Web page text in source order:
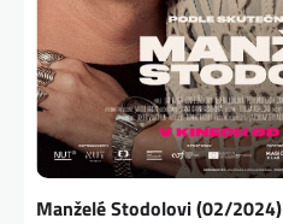
Manželé Stodolovi (02/2024)